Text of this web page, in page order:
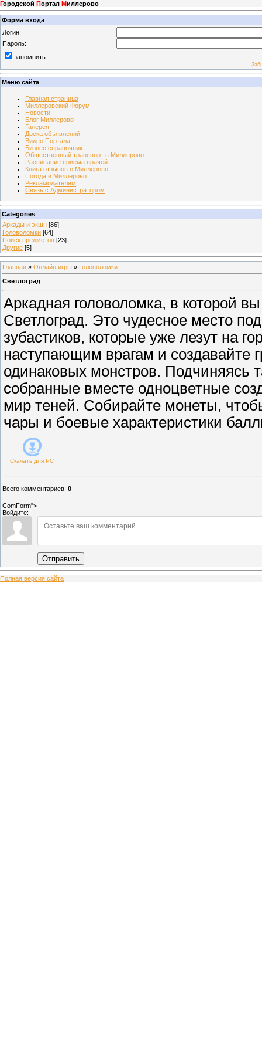
Городской Портал Миллерово
Форма входа
Логин:
Пароль:
запомнить
Меню сайта
Главная страница
Миллеровский Форум
Новости
Блог Миллерово
Галерея
Доска объявлений
Видео Портала
Бизнес справочник
Общественный транспорт в Миллерово
Расписание приема врачей
Книга отзывов о Миллерово
Погода в Миллерово
Рекламодателям
Связь с Администратором
Categories
Аркады и экшн [86]
Головоломки [64]
Поиск предметов [23]
Другие [5]
Главная » Онлайн игры » Головоломки
Светлоград
Аркадная головоломка, в которой
Светлоград. Это чудесное место
зубастиков, которые уже лезут на
наступающим врагам и создавайте
одинаковых монстров. Подчиняясь
собранные вместе одноцветные
мир теней. Собирайте монеты,
чары и боевые характеристики
Скачать для PC
Всего комментариев: 0
ComForm">
Войдите:
Отправить
Полная версия сайта